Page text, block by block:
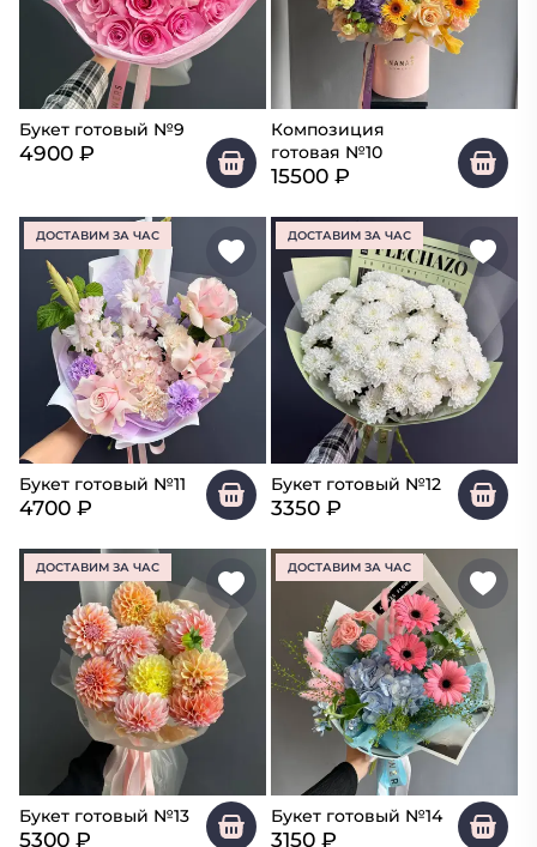
Букет готовый №9
4900 ₽
Композиция
готовая №10
15500 ₽
ДОСТАВИМ ЗА ЧАС
Букет готовый №11
4700 ₽
ДОСТАВИМ ЗА ЧАС
Букет готовый №12
3350 ₽
ДОСТАВИМ ЗА ЧАС
Букет готовый №13
5300 ₽
ДОСТАВИМ ЗА ЧАС
Букет готовый №14
3150 ₽